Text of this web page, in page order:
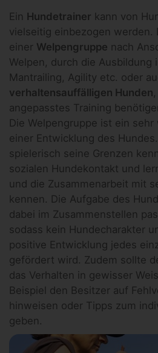
Ein Hundetrainer kann von
vielseitig einbezogen werden.
einer Welpengruppe nach
Welpen, durch die Ausbildung
Mantrailing, Agility etc. oder
verhaltensauffälligen Hunden
angepasstes Training
Die Welpengruppe ist ein sehr
einer Entwicklung des
spielerisch seine Grenzen
sozialen Hundekontakt und
und die Zusammenarbeit mit
kennen. Die Aufgabe des
dabei im Zusammenstellen
sodass kein Hundecharakter
positive Entwicklung jedes
gefördert wird. Zudem sollte
das Verhalten in gewisser
Beispiel den Besitzer auf
hinweisen oder Tipps zum
geben.